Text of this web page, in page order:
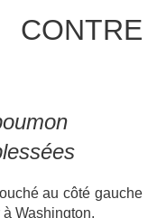
au côté gauche
Washington.